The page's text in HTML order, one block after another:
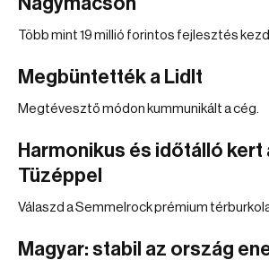
Több mint 19 millió forintos fejlesztés
Megbüntették a Lidlt
Megtévesztő módon kummunikált a cég.
Harmonikus és időtálló kert
Tüzéppel
Válaszd a Semmelrock prémium
Magyar: stabil az ország